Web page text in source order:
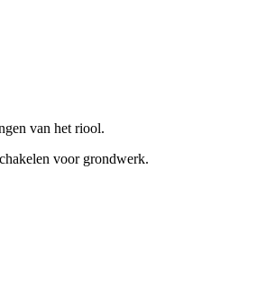
van het riool.
voor grondwerk.